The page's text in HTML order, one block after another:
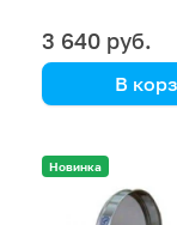
3 640 руб.
В
Новинка